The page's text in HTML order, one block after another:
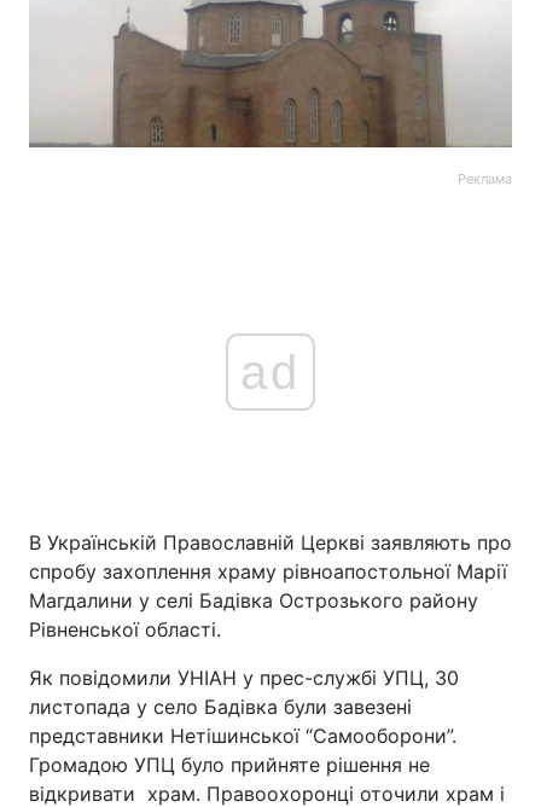
Реклама
ad
В Українській Православній Церкві заявляють про
спробу захоплення храму рівноапостольної Марії
Магдалини у селі Бадівка Острозького району
Рівненської області.
Як повідомили УНІАН у прес-службі УПЦ, 30
листопада у село Бадівка були завезені
представники Нетішинської “Cамооборони”.
Громадою УПЦ було прийняте рішення не
відкривати храм. Правоохоронці оточили храм і